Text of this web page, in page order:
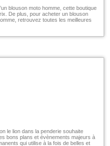
blouson moto homme, cette boutique
De plus, pour acheter un blouson
retrouvez toutes les meilleures
le lion dans la penderie souhaite
bons plans et évènements majeurs à
qui utilise à la fois de belles et